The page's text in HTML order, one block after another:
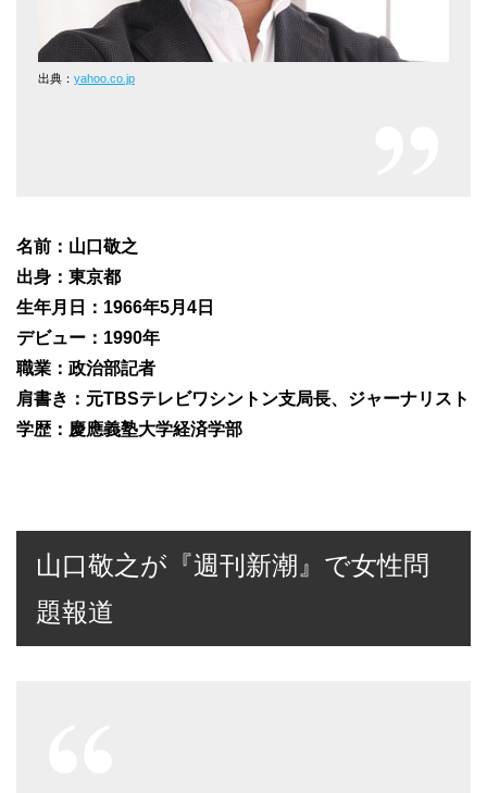
出典： yahoo.co.jp
名前：山口敬之
出身：東京都
生年月日：1966年5月4日
デビュー：1990年
職業：政治部記者
肩書き：元TBSテレビワシントン支局長、ジャーナリスト
学歴：慶應義塾大学経済学部
山口敬之が『週刊新潮』で女性問
題報道